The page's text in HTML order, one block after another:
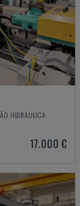
HIDRÁULICA
17.000 €